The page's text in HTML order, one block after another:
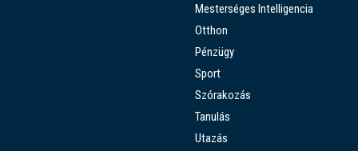
Mesterséges Intelligencia
Otthon
Pénzügy
Sport
Szórakozás
Tanulás
Utazás